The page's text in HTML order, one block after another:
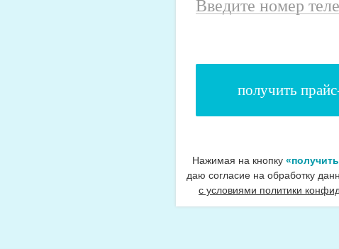
Нажимая на кнопку
даю согласие на обработку
с условиями политики